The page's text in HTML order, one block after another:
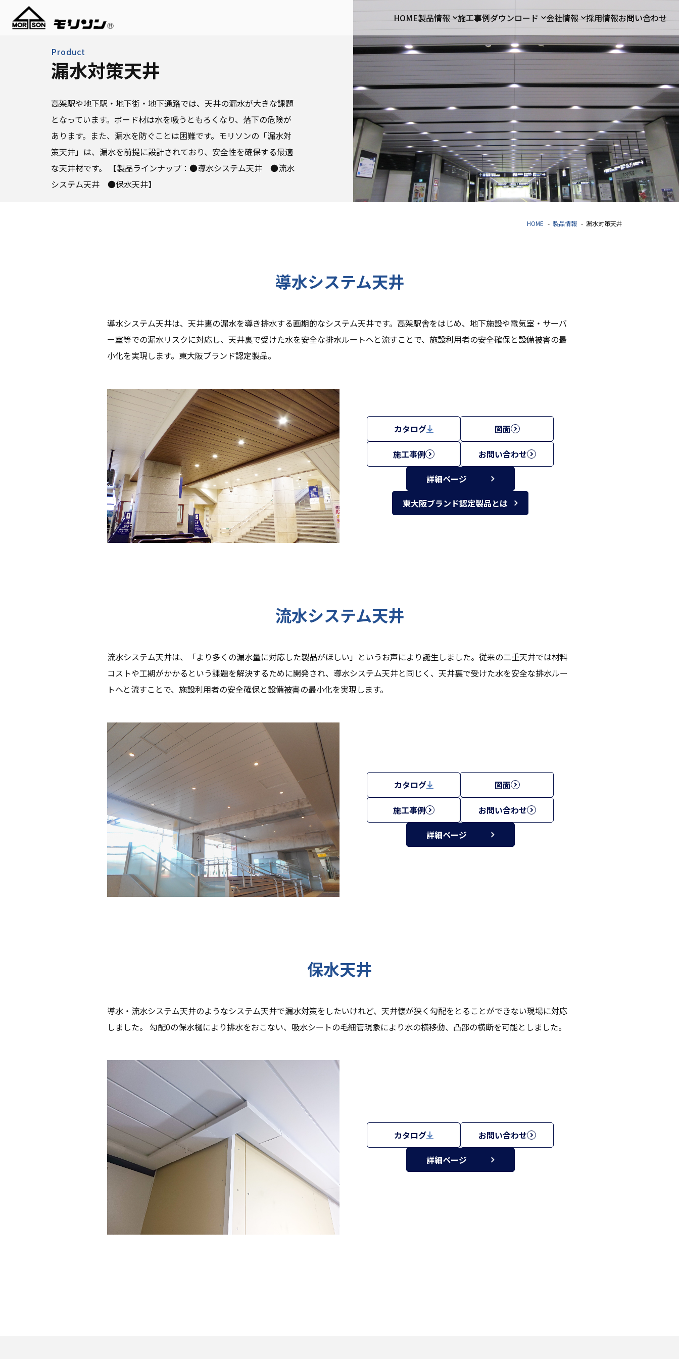
HOME製品情報 施工事例ダウンロード 会社情報 採用情報お問い合わせ
Product
漏水対策天井
高架駅や地下駅・地下街・地下通路では、天井の漏水が大きな課題
となっています。ボード材は水を吸うともろくなり、落下の危険が
あります。また、漏水を防ぐことは困難です。モリソンの「漏水対
策天井」は、漏水を前提に設計されており、安全性を確保する最適
な天井材です。 【製品ラインナップ：●導水システム天井 ●流水
システム天井 ●保水天井】
HOME 製品情報 漏水対策天井
導水システム天井
導水システム天井は、天井裏の漏水を導き排水する画期的なシステム天井です。高架駅舎をはじめ、地下施設や電気室・サーバ
ー室等での漏水リスクに対応し、天井裏で受けた水を安全な排水ルートへと流すことで、施設利用者の安全確保と設備被害の最
小化を実現します。東大阪ブランド認定製品。
カタログ 図面
施工事例 お問い合わせ
詳細ページ
東大阪ブランド認定製品とは
流水システム天井
流水システム天井は、「より多くの漏水量に対応した製品がほしい」というお声により誕生しました。従来の二重天井では材料
コストや工期がかかるという課題を解決するために開発され、導水システム天井と同じく、天井裏で受けた水を安全な排水ルー
トへと流すことで、施設利用者の安全確保と設備被害の最小化を実現します。
カタログ 図面
施工事例 お問い合わせ
詳細ページ
保水天井
導水・流水システム天井のようなシステム天井で漏水対策をしたいけれど、天井懐が狭く勾配をとることができない現場に対応
しました。 勾配0の保水樋により排水をおこない、吸水シートの毛細管現象により水の横移動、凸部の横断を可能としました。
カタログ お問い合わせ
詳細ページ